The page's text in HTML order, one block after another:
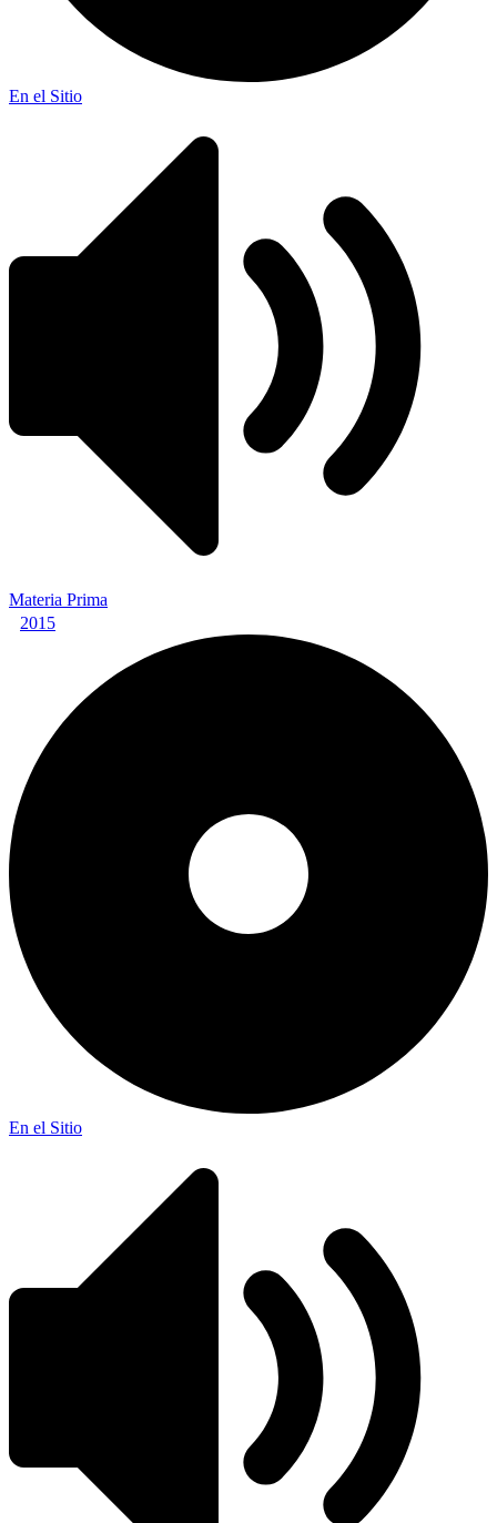
En el Sitio
Materia Prima
2015
En el Sitio